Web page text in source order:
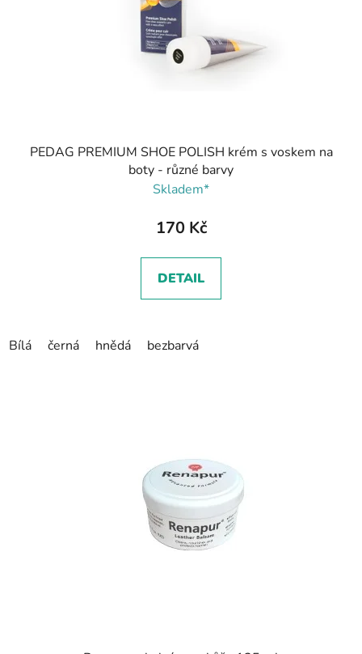
PEDAG PREMIUM SHOE POLISH krém s voskem na
boty - různé barvy
Skladem*
170 Kč
DETAIL
Bílá černá hnědá bezbarvá